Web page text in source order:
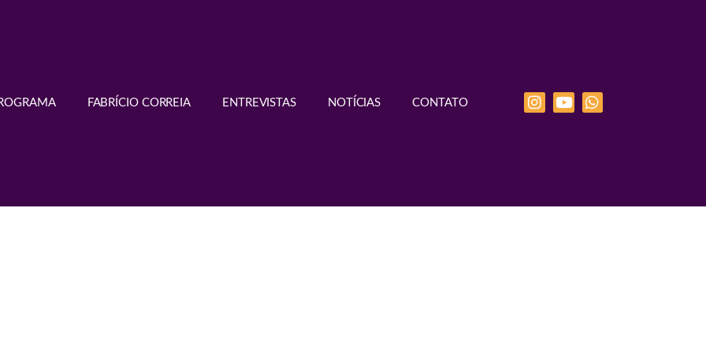
FABRÍCIO CORREIA ENTREVISTAS NOTÍCIAS CONTATO